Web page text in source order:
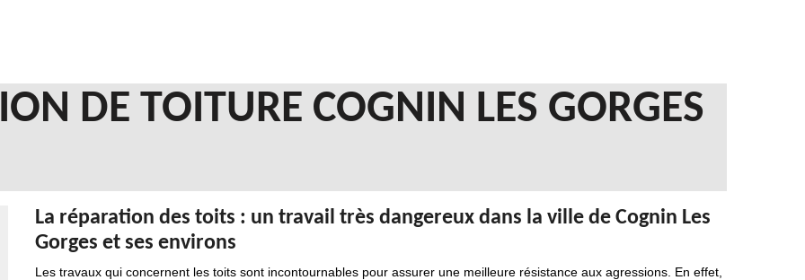
DE TOITURE COGNIN LES GORGES
La réparation des toits : un travail très dangereux dans la ville de Cognin Les
Gorges et ses environs
Les travaux qui concernent les toits sont incontournables pour assurer une meilleure résistance aux agressions. En effet,